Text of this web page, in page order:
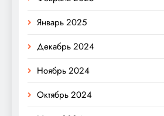
Январь 2025
Декабрь 2024
Ноябрь 2024
Октябрь 2024